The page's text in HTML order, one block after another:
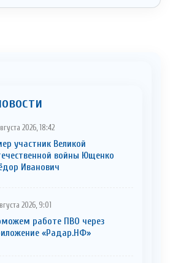
2026, 18:42
участник Великой
войны Ющенко
Иванович
2026, 9:01
работе ПВО через
«Радар.НФ»